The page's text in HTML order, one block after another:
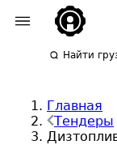
Найти
Главная
Тендеры